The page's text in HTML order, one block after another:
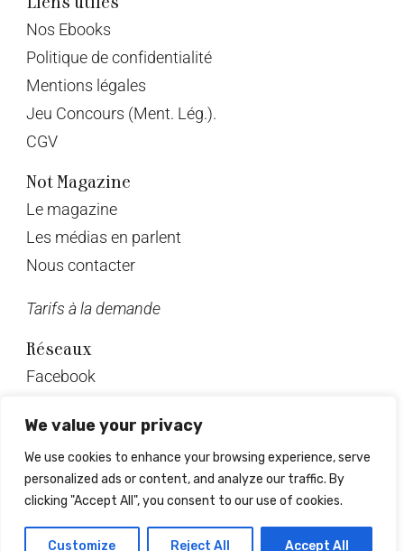
We value your privacy
We use cookies to enhance your browsing experience, serve
personalized ads or content, and analyze our traffic. By
clicking "Accept All", you consent to our use of cookies.
Customize Reject All Accept All
Nos Ebooks
Politique de confidentialité
Mentions légales
Jeu Concours (Ment. Lég.).
CGV
Not Magazine
Le magazine
Les médias en parlent
Nous contacter
Tarifs à la demande
Réseaux
Facebook
Instagram
Pinterest
Linkedin
© Not Magazine 2023